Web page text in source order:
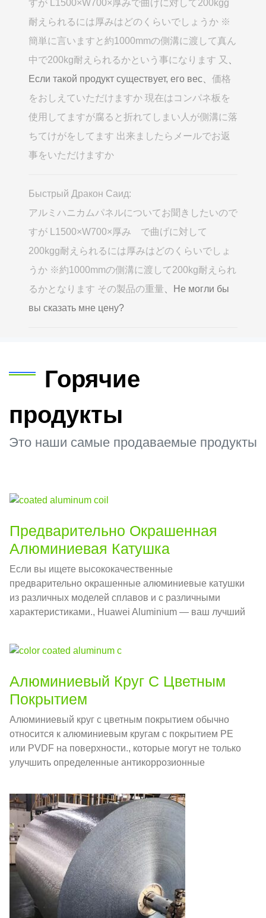
すが L1500×W700×厚みで曲げに対して200kgg
耐えられるには厚みはどのくらいでしょうか ※
簡単に言いますと約1000mmの側溝に渡して真ん
中で200kg耐えられるかという事になります 又
Если такой продукт существует, его вес、 価格
をおしえていただけますか 現在はコンパネ板を
使用してますが腐ると折れてしまい人が側溝に落
ちてけがをしてます 出来ましたらメールでお返
事をいただけますか
Быстрый Дракон Саид:
アルミハニカムパネルについてお聞きしたいので
すが L1500×W700×厚み で曲げに対して
200kgg耐えられるには厚みはどのくらいでしょ
うか ※約1000mmの側溝に渡して200kg耐えられ
るかとなります その製品の重量 、Не могли бы
вы сказать мне цену?
Горячие
продукты
Это наши самые продаваемые продукты
Предварительно Окрашенная
Алюминиевая Катушка
Если вы ищете высококачественные
предварительно окрашенные алюминиевые катушки
из различных моделей сплавов и с различными
характеристиками., Huawei Aluminium — ваш лучший
Алюминиевый Круг С Цветным
Покрытием
Алюминиевый круг с цветным покрытием обычно
относится к алюминиевым кругам с покрытием PE
или PVDF на поверхности., которые могут не только
улучшить определенные антикоррозионные